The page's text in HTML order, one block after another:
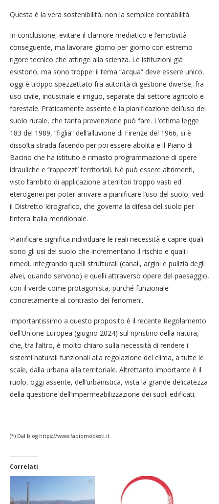
Questa è la vera sostenibilità, non la semplice contabilità.
In conclusione, evitare il clamore mediatico e l’emotività
conseguente, ma lavorare giorno per giorno con estremo
rigore tecnico che attinge alla scienza. Le istituzioni già
esistono, ma sono troppe: il tema “acqua” deve essere unico,
oggi è troppo spezzettato fra autorità di gestione diverse, fra
uso civile, industriale e irriguo, separate dal settore agricolo e
forestale. Praticamente assente è la pianificazione dell’uso del
suolo rurale, che tanta prevenzione può fare. L’ottima legge
183 del 1989, “figlia” dell’alluvione di Firenze del 1966, si è
dissolta strada facendo per poi essere abolita e il Piano di
Bacino che ha istituito è rimasto programmazione di opere
idrauliche e “rappezzi” territoriali. Né può essere altrimenti,
visto l’ambito di applicazione a territori troppo vasti ed
eterogenei per poter arrivare a pianificare l’uso del suolo, vedi
il Distretto Idrografico, che governa la difesa del suolo per
l’intera Italia meridionale.
Pianificare significa individuare le reali necessità e capire quali
sono gli usi del suolo che incrementano il rischio e quali i
rimedi, integrando quelli strutturali (canali, argini e pulizia degli
alvei, quando servono) e quelli attraverso opere del paesaggio,
con il verde come protagonista, purché funzionale
concretamente al contrasto dei fenomeni.
Importantissimo a questo proposito è il recente Regolamento
dell’Unione Europea (giugno 2024) sul ripristino della natura,
che, tra l’altro, è molto chiaro sulla necessità di rendere i
sistemi naturali funzionali alla regolazione del clima, a tutte le
scale, dalla urbana alla territoriale. Altrettanto importante è il
ruolo, oggi assente, dell’urbanistica, vista la grande delicatezza
della questione dell’impermeabilizzazione dei suoli edificati.
(*) Dal blog https://www.fabiomodesti.it
Correlati